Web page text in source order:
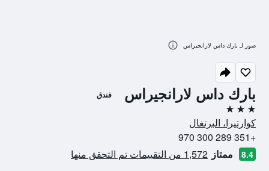
بارك داس لارانجيراس فندق
3 نجوم
كوارتيرا، البرتغال
+351 289 300 970
8.4 ممتاز 1,572 من التقييمات تم التحقق منها
صور لـ بارك داس لارانجيراس